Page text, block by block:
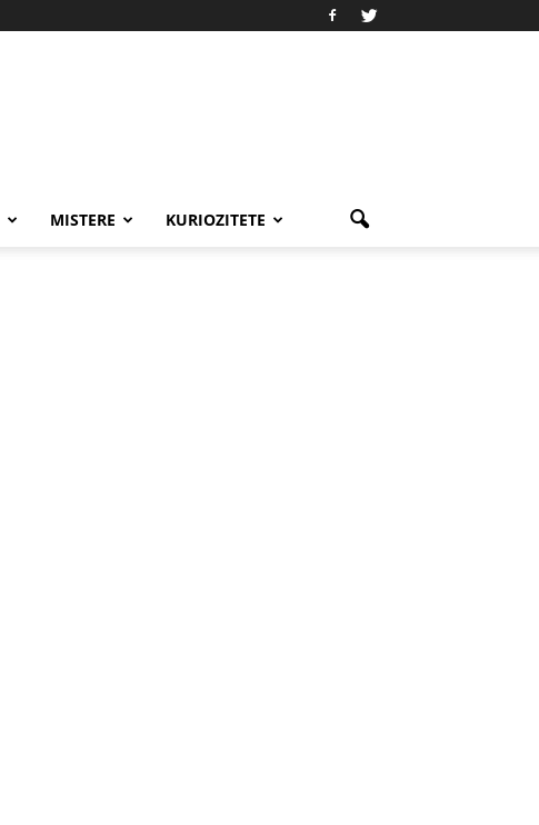
MISTERE KURIOZITETE